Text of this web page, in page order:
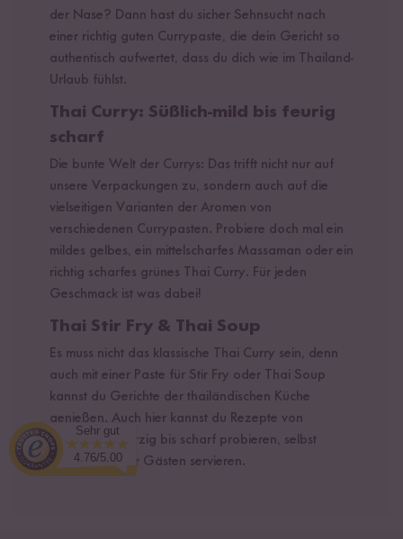
der Nase? Dann hast du sicher Sehnsucht nach
einer richtig guten Currypaste, die dein Gericht so
authentisch aufwertet, dass du dich wie im Thailand-
Urlaub fühlst.
Thai Curry: Süßlich-mild bis feurig
scharf
Die bunte Welt der Currys: Das trifft nicht nur auf
unsere Verpackungen zu, sondern auch auf die
vielseitigen Varianten der Aromen von
verschiedenen Currypasten. Probiere doch mal ein
mildes gelbes, ein mittelscharfes Massaman oder ein
richtig scharfes grünes Thai Curry. Für jeden
Geschmack ist was dabei!
Thai Stir Fry & Thai Soup
Es muss nicht das klassische Thai Curry sein, denn
auch mit einer Paste für Stir Fry oder Thai Soup
kannst du Gerichte der thailändischen Küche
genießen. Auch hier kannst du Rezepte von
aromatisch würzig bis scharf probieren, selbst
verputzen oder Gästen servieren.
Sehr gut
4.76/5.00